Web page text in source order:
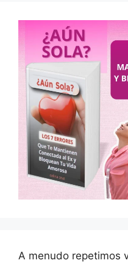
A menudo repetimos